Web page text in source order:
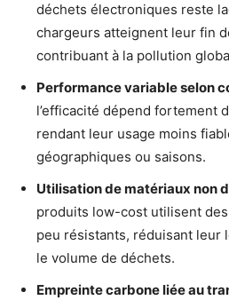
déchets électroniques reste
chargeurs atteignent leur fin
contribuant à la pollution
Performance variable selon
l’efficacité dépend fortement
rendant leur usage moins
géographiques ou saisons.
Utilisation de matériaux non
produits low-cost utilisent
peu résistants, réduisant leur
le volume de déchets.
Empreinte carbone liée au